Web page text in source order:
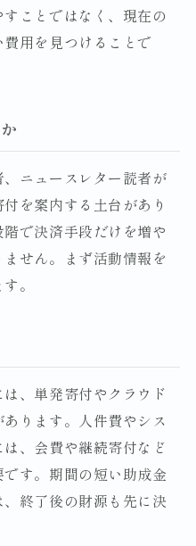
ことではなく、現在の
用を見つけることで
ニュースレター読者が
を案内する土台があり
で決済手段だけを増や
せん。まず活動情報を
。
、単発寄付やクラウド
ります。人件費やシス
、会費や継続寄付など
す。期間の短い助成金
終了後の財源も先に決